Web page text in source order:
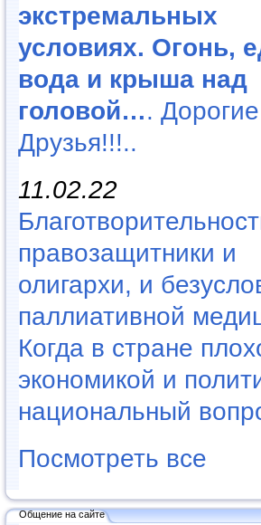
экстремальных
условиях. Огонь,
вода и крыша над
головой…. Дорогие
Друзья!!!..
11.02.22
правозащитники и
олигархи, и
паллиативной
Когда в стране
экономикой и
национальный
Посмотреть все
Общение на сайте